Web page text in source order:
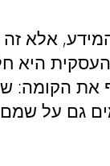
המידע, אלא
היא
את הקומה: